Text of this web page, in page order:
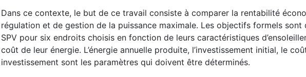
Dans ce contexte, le but de ce travail consiste à comparer la rentabilité
régulation et de gestion de la puissance maximale. Les objectifs formels
SPV pour six endroits choisis en fonction de leurs caractéristiques
coût de leur énergie. L’énergie annuelle produite, l’investissement initial, le
investissement sont les paramètres qui doivent être déterminés.